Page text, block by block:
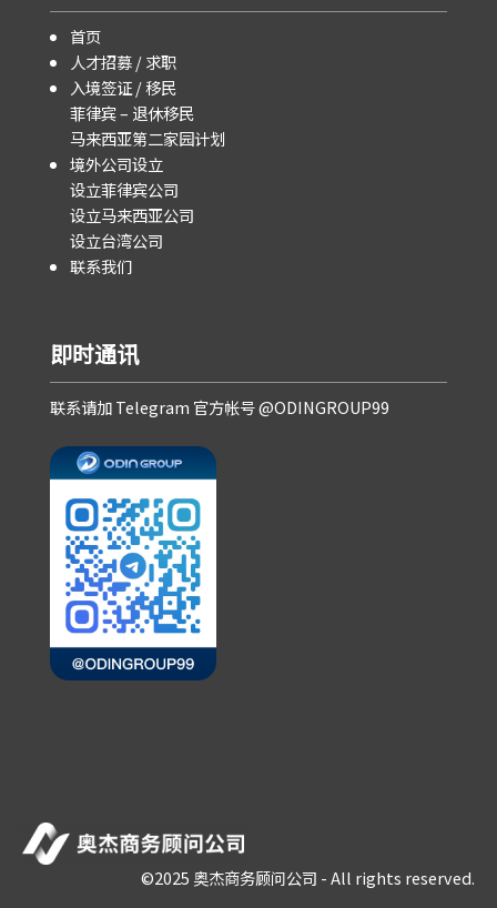
首页
人才招募 / 求职
入境签证 / 移民
菲律宾 – 退休移民
马来西亚第二家园计划
境外公司设立
设立菲律宾公司
设立马来西亚公司
设立台湾公司
联系我们
即时通讯
联系请加 Telegram 官方帐号 @ODINGROUP99
©2025 奥杰商务顾问公司 - All rights reserved.